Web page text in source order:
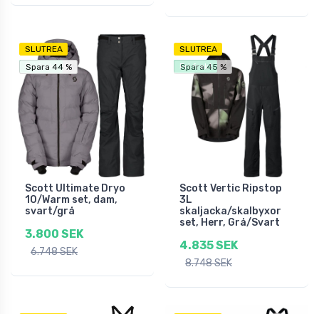
SLUTREA
Fri frakt
Spara 44 %
Spara 44 %
Scott Ultimate Dryo
10/Warm set, dam,
svart/grå
3.800 SEK
6.748 SEK
SLUTREA
Fri frakt
Spara 45 %
Scott Vertic Ripstop
3L
skaljacka/skalbyxor
set, Herr, Grå/Svart
4.835 SEK
8.748 SEK